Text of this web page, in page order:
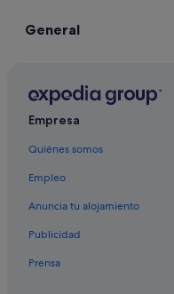
General
Empresa
Quiénes somos
Empleo
Anuncia tu alojamiento
Publicidad
Prensa